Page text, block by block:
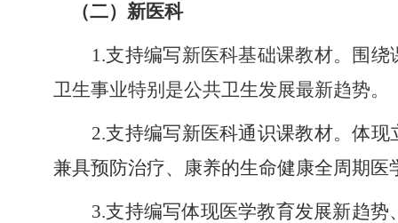
（二） 新医科
1.支持编写新医科基础课教材。围
卫生事业特别是公共卫生发展最新趋势。
2.支持编写新医科通识课教材。体
兼具预防治疗、康养的生命健康全周期医
3.支持编写体现医学教育发展新趋